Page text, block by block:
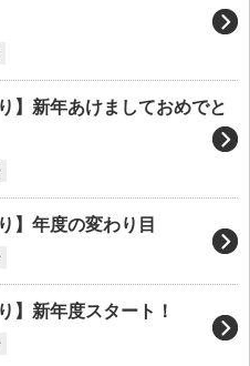
】新年あけましておめでと
】年度の変わり目
】新年度スタート！